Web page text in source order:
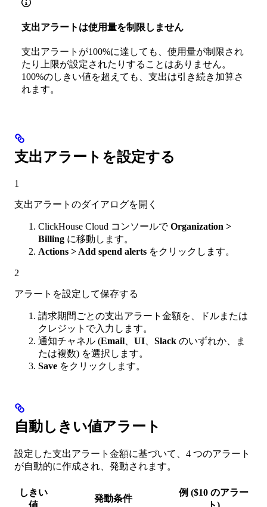
支出アラートは使用量を制限しません
支出アラートが100%に達しても、使用量が制限され
たり上限が設定されたりすることはありません。
100%のしきい値を超えても、支出は引き続き加算さ
れます。
支出アラートを設定する
1
支出アラートのダイアログを開く
ClickHouse Cloud コンソールでOrganization >
Billing に移動します。
Actions > Add spend alerts をクリックします。
2
アラートを設定して保存する
請求期間ごとの支出アラート金額を、ドルまたは
クレジットで入力します。
通知チャネル (Email UI Slack のいずれか、ま
たは複数) を選択します。
Save をクリックします。
自動しきい値アラート
設定した支出アラート金額に基づいて、4 つのアラート
が自動的に作成され、発動されます。
しきい
値
発動条件
例 ($10 のアラー
ト)